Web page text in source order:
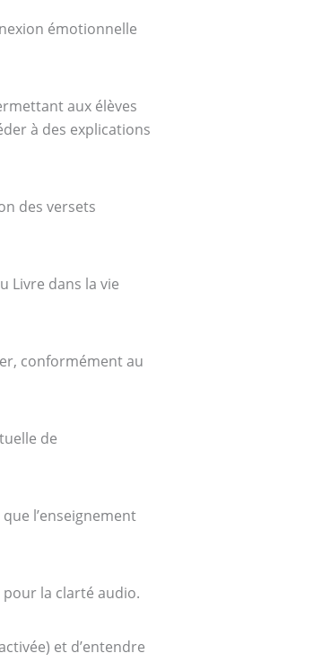
émotionnelle
aux élèves
à des explications
des versets
Livre dans la vie
conformément au
de
l’enseignement
la clarté audio.
et d’entendre